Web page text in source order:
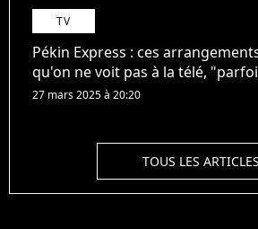
TV
Pékin Express : ces
qu'on ne voit pas à la télé,
27 mars 2025 à 20:20
TOUS LES ARTICLES